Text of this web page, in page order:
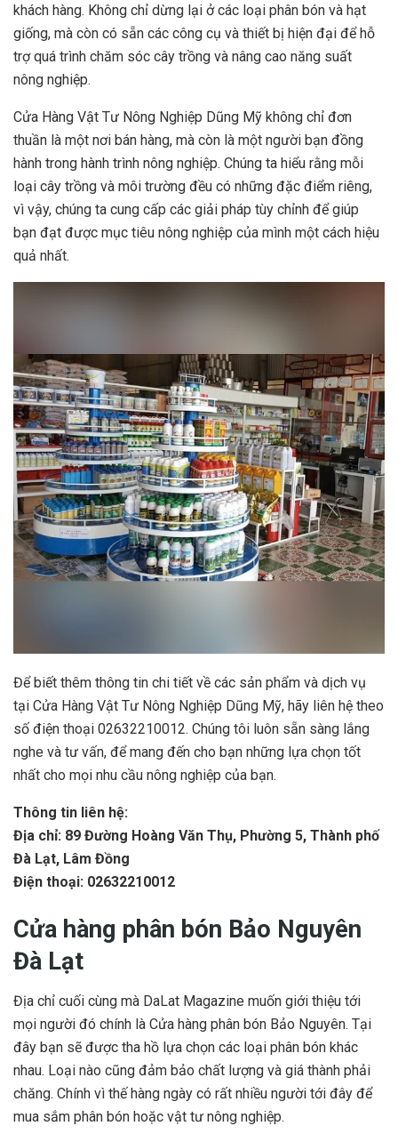
khách hàng. Không chỉ dừng lại ở các loại phân bón và hạt
giống, mà còn có sẵn các công cụ và thiết bị hiện đại để hỗ
trợ quá trình chăm sóc cây trồng và nâng cao năng suất
nông nghiệp.
Cửa Hàng Vật Tư Nông Nghiệp Dũng Mỹ không chỉ đơn
thuần là một nơi bán hàng, mà còn là một người bạn đồng
hành trong hành trình nông nghiệp. Chúng ta hiểu rằng mỗi
loại cây trồng và môi trường đều có những đặc điểm riêng,
vì vậy, chúng ta cung cấp các giải pháp tùy chỉnh để giúp
bạn đạt được mục tiêu nông nghiệp của mình một cách hiệu
quả nhất.
Để biết thêm thông tin chi tiết về các sản phẩm và dịch vụ
tại Cửa Hàng Vật Tư Nông Nghiệp Dũng Mỹ, hãy liên hệ theo
số điện thoại 02632210012. Chúng tôi luôn sẵn sàng lắng
nghe và tư vấn, để mang đến cho bạn những lựa chọn tốt
nhất cho mọi nhu cầu nông nghiệp của bạn.
Thông tin liên hệ:
Địa chỉ: 89 Đường Hoàng Văn Thụ, Phường 5, Thành phố
Đà Lạt, Lâm Đồng
Điện thoại: 02632210012
Cửa hàng phân bón Bảo Nguyên
Đà Lạt
Địa chỉ cuối cùng mà DaLat Magazine muốn giới thiệu tới
mọi người đó chính là Cửa hàng phân bón Bảo Nguyên. Tại
đây bạn sẽ được tha hồ lựa chọn các loại phân bón khác
nhau. Loại nào cũng đảm bảo chất lượng và giá thành phải
chăng. Chính vì thế hàng ngày có rất nhiều người tới đây để
mua sắm phân bón hoặc vật tư nông nghiệp.